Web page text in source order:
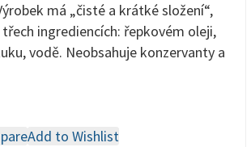
má „čisté a krátké složení“,
třech ingrediencích: řepkovém oleji,
vodě. Neobsahuje konzervanty a
Add to Wishlist